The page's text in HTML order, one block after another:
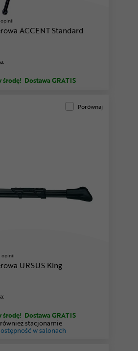
ACCENT Standard
środę! Dostawa GRATIS
Porównaj
opinii
URSUS King
środę! Dostawa GRATIS
stacjonarnie
w salonach